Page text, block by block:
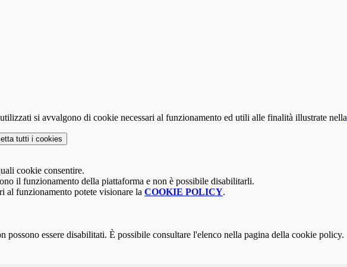
si avvalgono di cookie necessari al funzionamento ed utili alle finalità illustrate nella
tutti i cookies
cookie consentire.
il funzionamento della piattaforma e non è possibile disabilitarli.
al funzionamento potete visionare la COOKIE POLICY.
possono essere disabilitati. È possibile consultare l'elenco nella pagina della cookie policy.